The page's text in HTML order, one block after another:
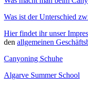
Was ist der Unterschied
Hier findet ihr unser
den allgemeinen
Canyoning Schuhe
Algarve Summer School